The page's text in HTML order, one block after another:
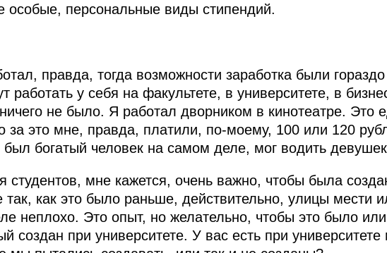
особые, персональные виды стипендий.
правда, тогда возможности заработка были
работать у себя на факультете, в университете, в
не было. Я работал дворником в кинотеатре. Это
за это мне, правда, платили, по‑моему, 100 или 120
богатый человек на самом деле, мог водить
студентов, мне кажется, очень важно, чтобы была
так, как это было раньше, действительно, улицы мести
неплохо. Это опыт, но желательно, чтобы это было или
создан при университете. У вас есть при